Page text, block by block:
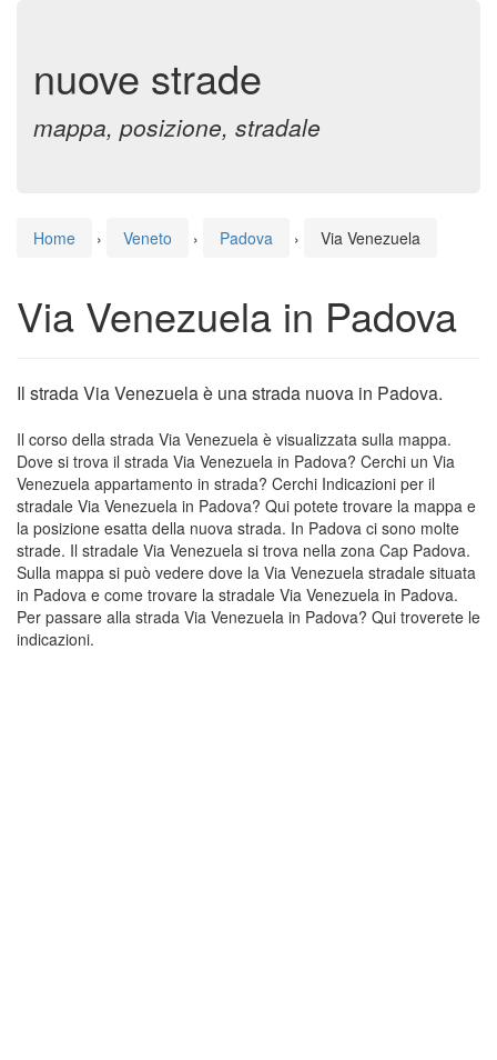
nuove strade
mappa, posizione, stradale
Home › Veneto › Padova › Via Venezuela
Via Venezuela in Padova
Il strada Via Venezuela è una strada nuova in Padova.
Il corso della strada Via Venezuela è visualizzata sulla mappa.
Dove si trova il strada Via Venezuela in Padova? Cerchi un Via
Venezuela appartamento in strada? Cerchi Indicazioni per il
stradale Via Venezuela in Padova? Qui potete trovare la mappa e
la posizione esatta della nuova strada. In Padova ci sono molte
strade. Il stradale Via Venezuela si trova nella zona Cap Padova.
Sulla mappa si può vedere dove la Via Venezuela stradale situata
in Padova e come trovare la stradale Via Venezuela in Padova.
Per passare alla strada Via Venezuela in Padova? Qui troverete le
indicazioni.